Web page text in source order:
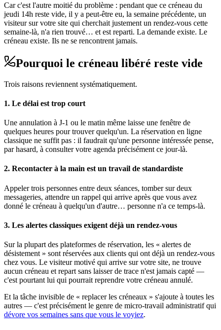
Car c'est l'autre moitié du problème : pendant que ce créneau du
jeudi 14h reste vide, il y a peut-être eu, la semaine précédente, un
visiteur sur votre site qui cherchait justement un rendez-vous cette
semaine-là, n'a rien trouvé… et est reparti. La demande existe. Le
créneau existe. Ils ne se rencontrent jamais.
Pourquoi le créneau libéré reste vide
Trois raisons reviennent systématiquement.
1. Le délai est trop court
Une annulation à J-1 ou le matin même laisse une fenêtre de
quelques heures pour trouver quelqu'un. La réservation en ligne
classique ne suffit pas : il faudrait qu'une personne intéressée pense,
par hasard, à consulter votre agenda précisément ce jour-là.
2. Recontacter à la main est un travail de standardiste
Appeler trois personnes entre deux séances, tomber sur deux
messageries, attendre un rappel qui arrive après que vous avez
donné le créneau à quelqu'un d'autre… personne n'a ce temps-là.
3. Les alertes classiques exigent déjà un rendez-vous
Sur la plupart des plateformes de réservation, les « alertes de
désistement » sont réservées aux clients qui ont déjà un rendez-vous
chez vous. Le visiteur motivé qui arrive sur votre site, ne trouve
aucun créneau et repart sans laisser de trace n'est jamais capté —
c'est pourtant lui qui pourrait reprendre votre créneau annulé.
Et la tâche invisible de « replacer les créneaux » s'ajoute à toutes les
autres — c'est précisément le genre de micro-travail administratif qui
dévore vos semaines sans que vous le voyiez.